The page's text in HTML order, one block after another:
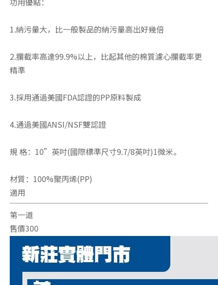
1.納污量大，比一般製品的納污量高出好幾倍
2.攔截率高達99.9%以上，比起其他的棉質濾心攔截率更
精準
3.採用通過美國FDA認證的PP原料製成
4.通過美國ANSI/NSF雙認證
規 格：10”英吋(國際標準尺寸9.7/8英吋)1微米。
材質：100%聚丙烯(PP)
適用
第一道
售價300